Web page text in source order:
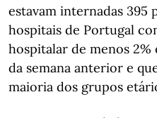
estavam internadas 395
hospitais de Portugal
hospitalar de menos 2%
da semana anterior e
maioria dos grupos